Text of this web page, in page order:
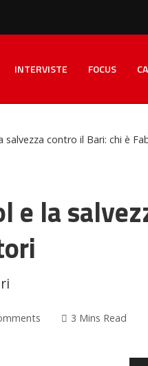
INTERVISTE FOCUS
salvezza contro il Bari: chi è
e la
3 Mins Read